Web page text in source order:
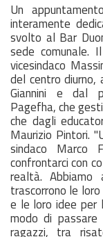
Un
interamente
svolto al Bar
sede comunale.
vicesindaco
del centro diurno,
Giannini e dal
Pagefha, che
che dagli
Maurizio Pintori.
sindaco Marco
confrontarci con
realtà. Abbiamo
trascorrono le
e le loro idee
modo di
ragazzi, tra